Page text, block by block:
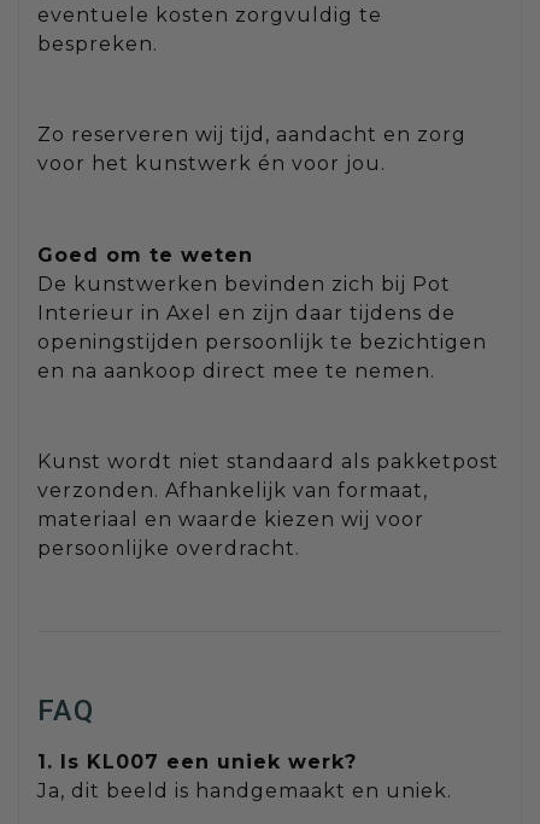
eventuele kosten zorgvuldig te
bespreken.
Zo reserveren wij tijd, aandacht en zorg
voor het kunstwerk én voor jou.
Goed om te weten
De kunstwerken bevinden zich bij Pot
Interieur in Axel en zijn daar tijdens de
openingstijden persoonlijk te bezichtigen
en na aankoop direct mee te nemen.
Kunst wordt niet standaard als pakketpost
verzonden. Afhankelijk van formaat,
materiaal en waarde kiezen wij voor
persoonlijke overdracht.
FAQ
1. Is KL007 een uniek werk?
Ja, dit beeld is handgemaakt en uniek.